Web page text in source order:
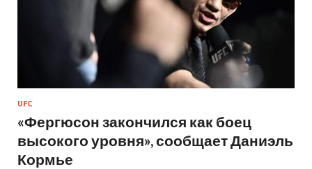
UFC
«Фергюсон закончился как боец
высокого уровня», сообщает Даниэль
Кормье